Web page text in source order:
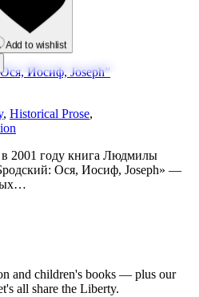
Add to wishlist
Иосиф, Joseph”
, Historical Prose,
2001 году книга Людмилы
Ося, Иосиф, Joseph» —
and children's books — plus our
all share the Liberty.